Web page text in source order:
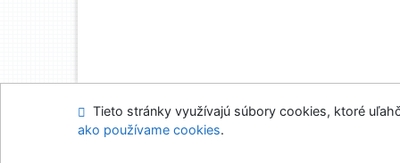
Mapa stránok
Tieto stránky využívajú súbory cookies, ktoré
ako používame cookies.